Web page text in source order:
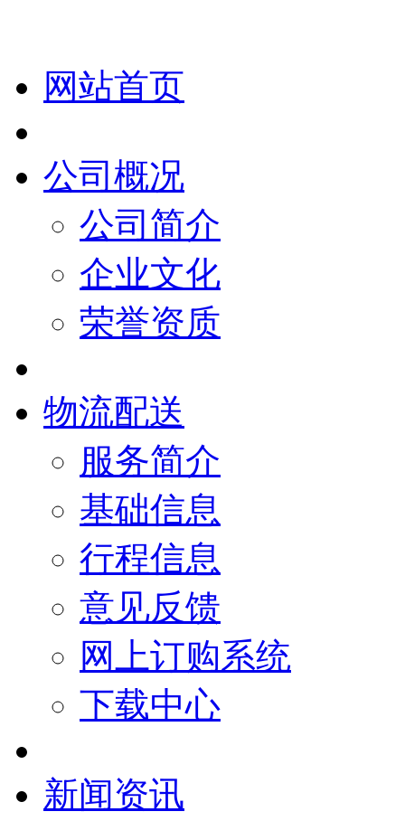
网站首页
公司概况
公司简介
企业文化
荣誉资质
物流配送
服务简介
基础信息
行程信息
意见反馈
网上订购系统
下载中心
新闻资讯